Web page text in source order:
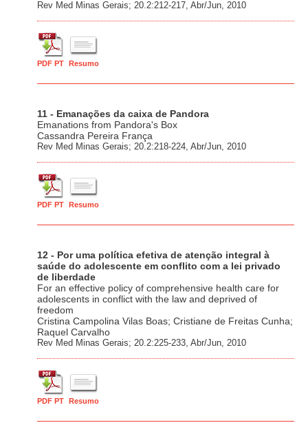
Rev Med Minas Gerais; 20.2:212-217, Abr/Jun, 2010
PDF PT Resumo
11 - Emanações da caixa de Pandora
Emanations from Pandora's Box
Cassandra Pereira França
Rev Med Minas Gerais; 20.2:218-224, Abr/Jun, 2010
PDF PT Resumo
12 - Por uma política efetiva de atenção integral à
saúde do adolescente em conflito com a lei privado
de liberdade
For an effective policy of comprehensive health care for
adolescents in conflict with the law and deprived of
freedom
Cristina Campolina Vilas Boas; Cristiane de Freitas Cunha;
Raquel Carvalho
Rev Med Minas Gerais; 20.2:225-233, Abr/Jun, 2010
PDF PT Resumo